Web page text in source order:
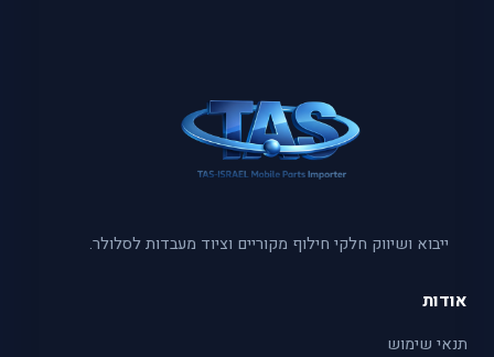
ייבוא ושיווק חלקי חילוף מקוריים וציוד מעבדות לסלולר.
אודות
תנאי שימוש